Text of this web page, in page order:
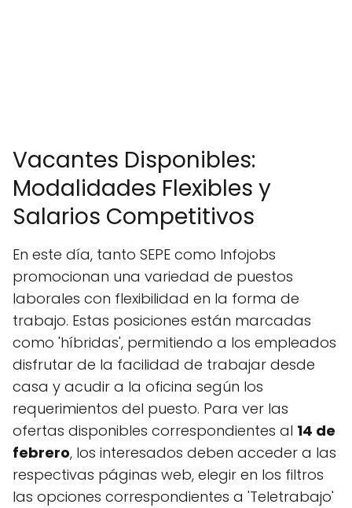
Vacantes Disponibles:
Modalidades Flexibles y
Salarios Competitivos
En este día, tanto SEPE como Infojobs
promocionan una variedad de puestos
laborales con flexibilidad en la forma de
trabajo. Estas posiciones están marcadas
como 'híbridas', permitiendo a los empleados
disfrutar de la facilidad de trabajar desde
casa y acudir a la oficina según los
requerimientos del puesto. Para ver las
ofertas disponibles correspondientes al 14 de
febrero, los interesados deben acceder a las
respectivas páginas web, elegir en los filtros
las opciones correspondientes a 'Teletrabajo'